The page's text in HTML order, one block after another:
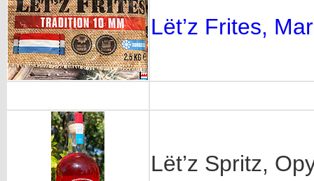
Lët’z Frites,
Lët’z Spritz,